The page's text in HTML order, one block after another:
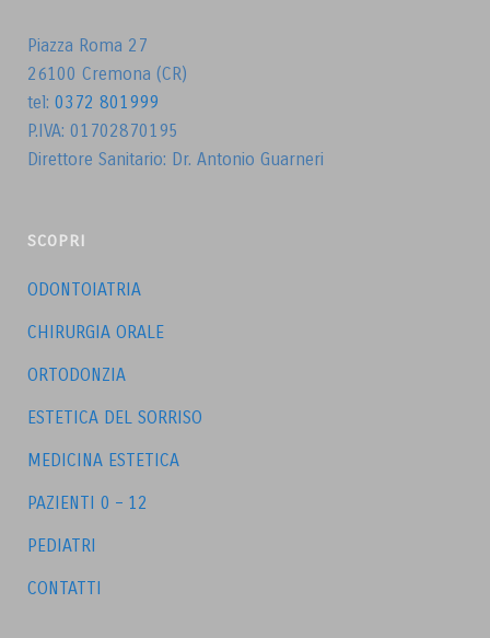
Piazza Roma 27
26100 Cremona (CR)
tel: 0372 801999
P.IVA: 01702870195
Direttore Sanitario: Dr. Antonio Guarneri
SCOPRI
ODONTOIATRIA
CHIRURGIA ORALE
ORTODONZIA
ESTETICA DEL SORRISO
MEDICINA ESTETICA
PAZIENTI 0 – 12
PEDIATRI
CONTATTI